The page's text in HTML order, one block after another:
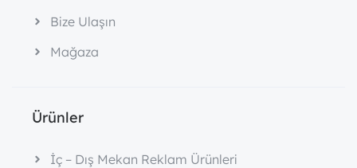
Bize Ulaşın
Mağaza
Ürünler
İç – Dış Mekan Reklam Ürünleri